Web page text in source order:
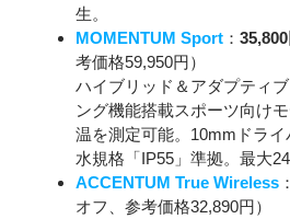
生。
MOMENTUM Sport ： 35,800
考価格59,950円）
ハイブリッド＆アダプティ
ング機能搭載スポーツ向け
温を測定可能。10mmドラ
水規格「IP55」準拠。最大24
ACCENTUM True Wireless ：
オフ、参考価格32,890円）